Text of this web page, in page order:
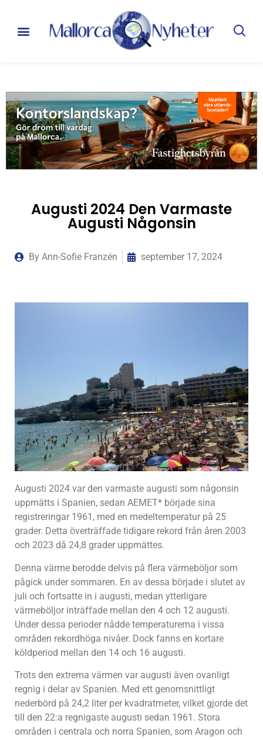
Augusti 2024 Den Varmaste
Augusti Någonsin
By Ann-Sofie Franzén september 17, 2024
Augusti 2024 var den varmaste augusti som någonsin
uppmätts i Spanien, sedan AEMET* började sina
registreringar 1961, med en medeltemperatur på 25
grader. Detta överträffade tidigare rekord från åren 2003
och 2023 då 24,8 grader uppmättes.
Denna värme berodde delvis på flera värmeböljor som
pågick under sommaren. En av dessa började i slutet av
juli och fortsatte in i augusti, medan ytterligare
värmeböljor inträffade mellan den 4 och 12 augusti.
Under dessa perioder nådde temperaturerna i vissa
områden rekordhöga nivåer. Dock fanns en kortare
köldperiod mellan den 14 och 16 augusti.
Trots den extrema värmen var augusti även ovanligt
regnig i delar av Spanien. Med ett genomsnittligt
nederbörd på 24,2 liter per kvadratmeter, vilket gjorde det
till den 22:a regnigaste augusti sedan 1961. Stora
områden i centrala och norra Spanien, som Aragon och